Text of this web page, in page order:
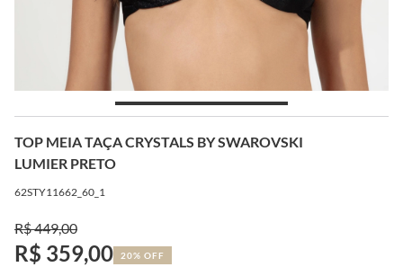
TOP MEIA TAÇA CRYSTALS BY SWAROVSKI
LUMIER PRETO
62STY11662_60_1
R$ 449,00
R$ 359,00 20% OFF